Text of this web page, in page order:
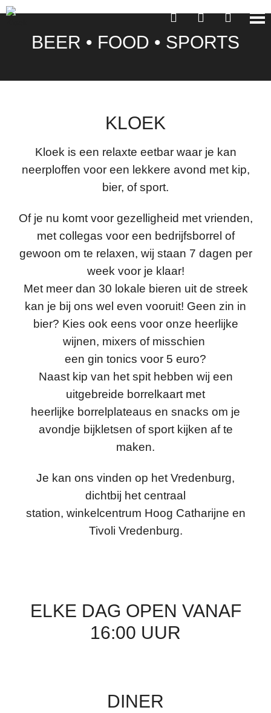
BEER • FOOD • SPORTS
KLOEK
Kloek is een relaxte eetbar waar je kan
neerploffen voor een lekkere avond met kip,
bier, of sport.
Of je nu komt voor gezelligheid met vrienden,
met collegas voor een bedrijfsborrel of
gewoon om te relaxen, wij staan 7 dagen per
week voor je klaar!
Met meer dan 30 lokale bieren uit de streek
kan je bij ons wel even vooruit! Geen zin in
bier? Kies ook eens voor onze heerlijke
wijnen, mixers of misschien
een gin tonics voor 5 euro?
Naast kip van het spit hebben wij een
uitgebreide borrelkaart met
heerlijke borrelplateaus en snacks om je
avondje bijkletsen of sport kijken af te
maken.
Je kan ons vinden op het Vredenburg,
dichtbij het centraal
station, winkelcentrum Hoog Catharijne en
Tivoli Vredenburg.
ELKE DAG OPEN VANAF
16:00 UUR
DINER